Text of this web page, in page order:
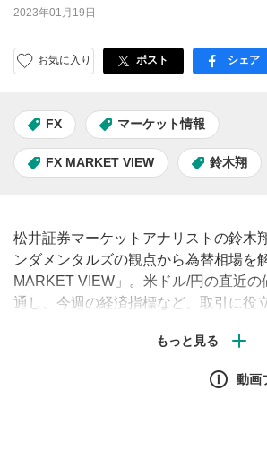
2023年01月19日
お気に入り ポスト シェア
FX マーケット情報
FX MARKET VIEW 鈴木翔
松井証券マーケットアナリストの鈴木
ンダメンタルズの観点から為替相場を
MARKET VIEW」。米ドル/円の直近の
通し、今週の経済指標など、取引に役
動画